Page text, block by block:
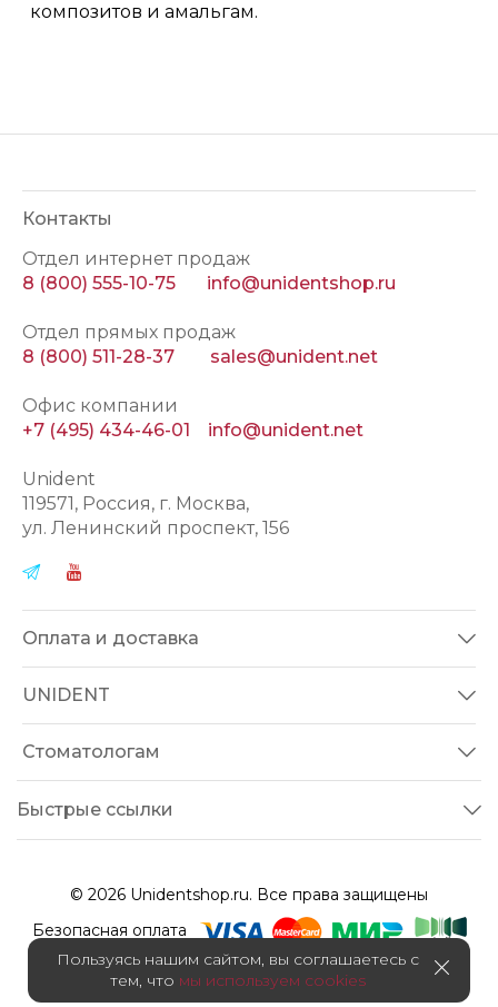
композитов и амальгам.
Контакты
Отдел интернет продаж
8 (800) 555-10-75
info@unidentshop.ru
Отдел прямых продаж
8 (800) 511-28-37
sales@unident.net
Офис компании
+7 (495) 434-46-01
info@unident.net
Unident
119571, Россия, г. Москва,
ул. Ленинский проспект, 156
Оплата и доставка
UNIDENT
Стоматологам
Быстрые ссылки
© 2026 Unidentshop.ru. Все права защищены
Безопасная оплата
Пользуясь нашим сайтом, вы соглашаетесь с
тем, что мы используем cookies